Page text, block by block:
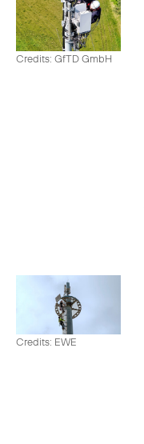
Credits: GfTD GmbH
Credits: EWE